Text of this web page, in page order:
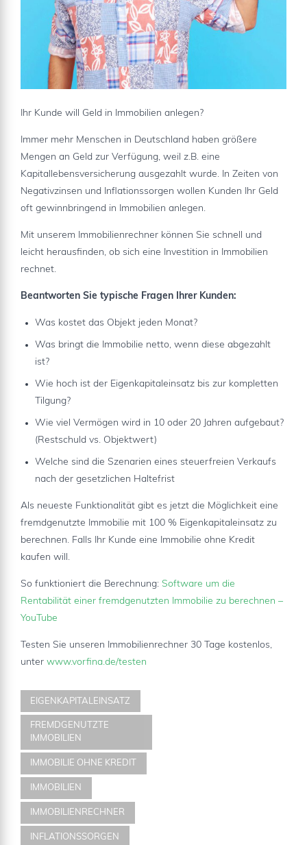
Ihr Kunde will Geld in Immobilien anlegen?
Immer mehr Menschen in Deutschland haben größere
Mengen an Geld zur Verfügung, weil z.B. eine
Kapitallebensversicherung ausgezahlt wurde. In Zeiten von
Negativzinsen und Inflationssorgen wollen Kunden Ihr Geld
oft gewinnbringend in Immobilien anlegen.
Mit unserem Immobilienrechner können Sie schnell und
leicht herausfinden, ob sich eine Investition in Immobilien
rechnet.
Beantworten Sie typische Fragen Ihrer Kunden:
Was kostet das Objekt jeden Monat?
Was bringt die Immobilie netto, wenn diese abgezahlt
ist?
Wie hoch ist der Eigenkapitaleinsatz bis zur kompletten
Tilgung?
Wie viel Vermögen wird in 10 oder 20 Jahren aufgebaut?
(Restschuld vs. Objektwert)
Welche sind die Szenarien eines steuerfreien Verkaufs
nach der gesetzlichen Haltefrist
Als neueste Funktionalität gibt es jetzt die Möglichkeit eine
fremdgenutzte Immobilie mit 100 % Eigenkapitaleinsatz zu
berechnen. Falls Ihr Kunde eine Immobilie ohne Kredit
kaufen will.
So funktioniert die Berechnung: Software um die
Rentabilität einer fremdgenutzten Immobilie zu berechnen –
YouTube
Testen Sie unseren Immobilienrechner 30 Tage kostenlos,
unter www.vorfina.de/testen
EIGENKAPITALEINSATZ
FREMDGENUTZTE
IMMOBILIEN
IMMOBILIE OHNE KREDIT
IMMOBILIEN
IMMOBILIENRECHNER
INFLATIONSSORGEN